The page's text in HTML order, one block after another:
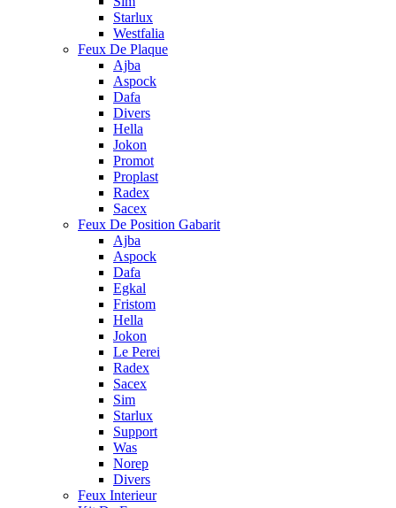
Starlux
Westfalia
Feux De Plaque
Ajba
Aspock
Dafa
Divers
Hella
Jokon
Promot
Proplast
Radex
Sacex
Feux De Position Gabarit
Ajba
Aspock
Dafa
Egkal
Fristom
Hella
Jokon
Le Perei
Radex
Sacex
Sim
Starlux
Support
Was
Norep
Divers
Feux Interieur